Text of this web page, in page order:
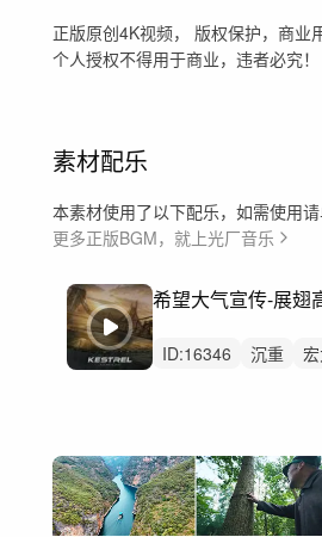
正版原创4K视频， 版权保护，商业
个人授权不得用于商业，违者必究！
素材配乐
本素材使用了以下配乐，如需使用
更多正版BGM，就上光厂音乐
ID:16346 沉重